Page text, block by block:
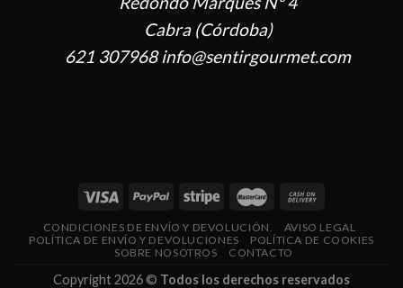
Cabra (Córdoba)
621 307968 info@sentirgourmet.com
CONDICIONES DE ENVÍO Y DEVOLUCIÓN.
AVISO LEGAL
POLÍTICA DE ENVÍO Y DEVOLUCIONES
POLÍTICA DE COOKIES
SOBRE NOSOTROS
CONTACTO
Copyright 2026 © Todos los derechos reservados